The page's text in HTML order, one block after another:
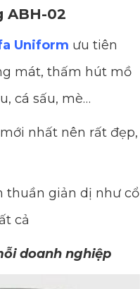
ABH-02
Uniform ưu tiên
mát, thấm hút mồ
cá sấu, mè…
nhất nên rất đẹp,
thuần giản dị như cổ
cả
doanh nghiệp